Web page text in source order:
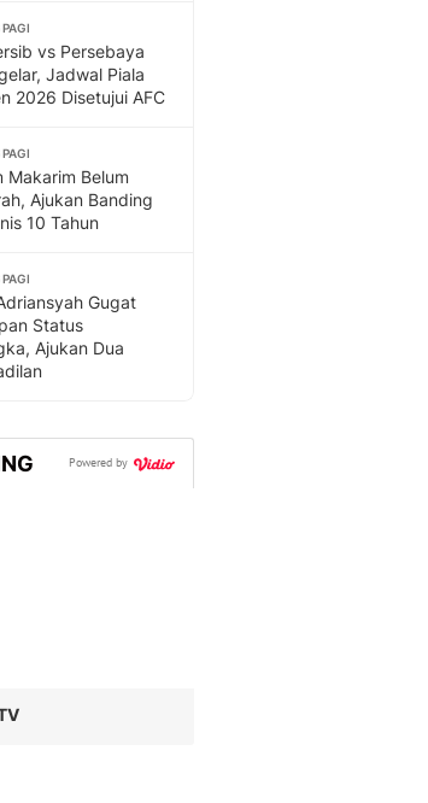
vs Persebaya
Jadwal Piala
2026 Disetujui AFC
Makarim Belum
Ajukan Banding
10 Tahun
Gugat
Status
Ajukan Dua
Powered by